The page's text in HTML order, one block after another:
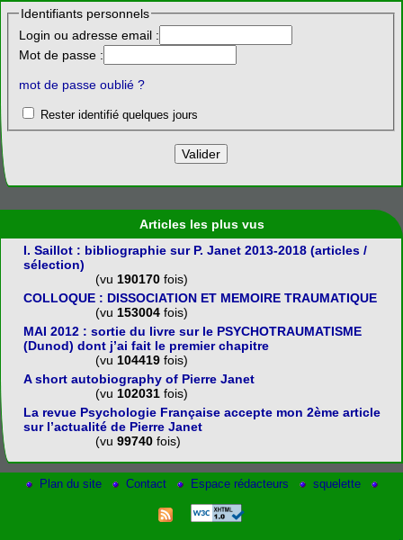
Identifiants personnels
Login ou adresse email :
Mot de passe :
mot de passe oublié ?
Rester identifié quelques jours
Articles les plus vus
I. Saillot : bibliographie sur P. Janet 2013-2018 (articles /
sélection)
(vu 190170 fois)
COLLOQUE : DISSOCIATION ET MEMOIRE TRAUMATIQUE
(vu 153004 fois)
MAI 2012 : sortie du livre sur le PSYCHOTRAUMATISME
(Dunod) dont j’ai fait le premier chapitre
(vu 104419 fois)
A short autobiography of Pierre Janet
(vu 102031 fois)
La revue Psychologie Française accepte mon 2ème article
sur l’actualité de Pierre Janet
(vu 99740 fois)
Plan du site Contact Espace rédacteurs squelette